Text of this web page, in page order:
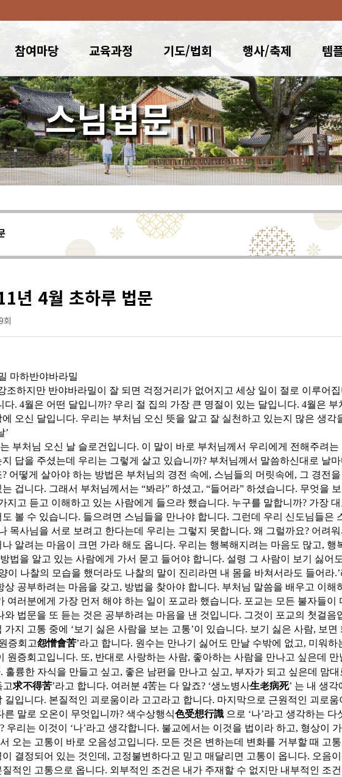
참여마당 교육과정 기도/법회 행사/축제 템
스님법문
년 4월 초하루 법문
마하반야바라밀
조하지만 반야바라밀이 잘 되면 걱정거리가 없어지고 세상 일이 절로 이루어
다. 4월은 어떤 달입니까? 우리 절 집의 가장 큰 명절이 있는 달입니다. 4월은
오신 달입니다. 우리는 부처님 오신 뜻을 알고 잘 실천하고 있는지 많은 생각
’
부처님 오신 날 슬로건입니다. 이 말이 바로 부처님께서 우리에게 전해주려는
답을 주셨는데 우리는 그렇게 살고 있습니까? 부처님께서 말씀하신대로 날
어떻게 살아야 하는 방법은 부처님의 경전 속에, 스님들의 머릿속에, 그 경전
겁니다. 그래서 부처님께서는 “봐라” 하셨고, “들어라” 하셨습니다. 무엇을
지고 듣고 이해하고 있는 사람에게 들으라 했습니다. 누구를 말합니까? 가장
볼 수 있습니다. 들으려면 스님들을 만나야 합니다. 그런데 우리 신도님들은
목사님을 서로 보려고 한다는데 우리는 그렇지 못합니다. 왜 그럴까요? 어려
알려는 마음이 크면 가라 해도 옵니다. 우리는 행복해지려는 마음도 많고, 행
법을 알고 있는 사람에게 가서 묻고 들어야 합니다. 설령 그 사람이 보기 싫어
이 나찰의 모습을 했더라도 나찰의 말이 진리라면 내 몸을 바쳐서라도 들어라
상 공부하려는 마음을 갖고, 방법을 찾아야 합니다. 부처님 말씀을 배우고 이해
여러분에게 가장 먼저 해야 하는 일이 포교라 했습니다. 포교는 모든 불자들이
와 법문을 또 듣는 것은 공부하려는 마음을 낸 것입니다. 그것이 포교의 첫걸음
가지 고통 중에 ‘보기 싫은 사람을 보는 고통’이 있습니다. 보기 싫은 사람, 보
증회고怨憎會苦’라고 합니다. 원수는 만나기 싫어도 만날 수밖에 없고, 미워
원증회고입니다. 또, 반대로 사랑하는 사람, 좋아하는 사람을 만나고 싶은데 만
훌륭한 자식을 만들고 싶고, 좋은 남편을 만나고 싶고, 부자가 되고 싶은데 맘
고求不得苦’라고 합니다. 여러분 4苦는 다 알죠? ‘생노병사生老病死’ 는 내 생
길입니다. 본질적인 괴로움이라 고고라고 합니다. 마지막으로 근원적인 괴로
른 말로 오온이 무엇입니까? 색수상행식色受想行識 으로 ‘나’라고 생각하는
우리는 이것이 ‘나’라고 생각합니다. 불교에서는 이것을 법이라 하고, 형상이
오는 고통이 바로 오음성고입니다. 모든 것은 변하는데 변화를 거부할 때 고
결정되어 있는 것인데, 고정불변하다고 믿고 매달리면 고통이 옵니다. 오음
적인 고통으로 옵니다. 외부적인 조건은 내가 주재할 수 없지만 내부적인 조